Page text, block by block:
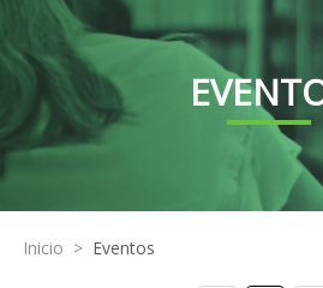
Inicio > Eventos